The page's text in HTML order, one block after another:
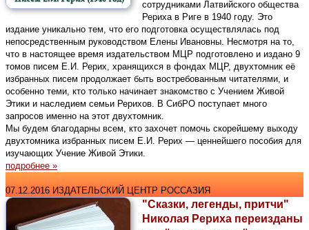
сотрудниками Латвийского общества
Рериха в Риге в 1940 году. Это
издание уникально тем, что его подготовка осуществлялась под
непосредственным руководством Елены Ивановны. Несмотря на то,
что в настоящее время издательством МЦР подготовлено и издано 9
томов писем Е.И. Рерих, хранящихся в фондах МЦР, двухтомник её
избранных писем продолжает быть востребованным читателями, и
особенно теми, кто только начинает знакомство с Учением Живой
Этики и наследием семьи Рерихов. В СибРО поступает много
запросов именно на этот двухтомник.
Мы будем благодарны всем, кто захочет помочь скорейшему выходу
двухтомника избранных писем Е.И. Рерих — ценнейшего пособия для
изучающих Учение Живой Этики.
подробнее »
07.12.2016 ИЗДАТЕЛЬСКИЙ ЦЕНТР РОССАЗИЯ
"Сказки, легенды, притчи"
Николая Рериха переизданы